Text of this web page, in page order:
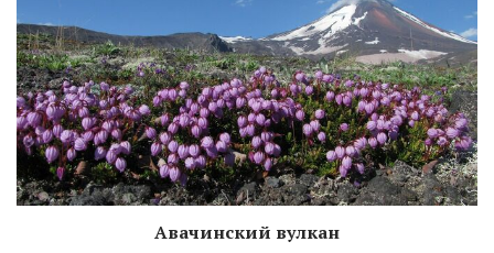
Авачинский вулкан